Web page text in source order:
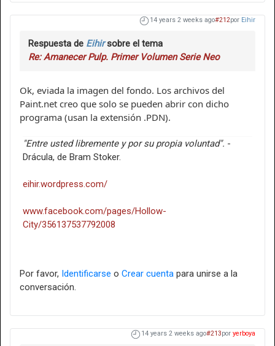
14 years 2 weeks ago#212por Eihir
Respuesta de Eihirsobre el tema
Re: Amanecer Pulp. Primer Volumen Serie Neo
Ok, eviada la imagen del fondo. Los archivos del
Paint.net creo que solo se pueden abrir con dicho
programa (usan la extensión .PDN).
"Entre usted libremente y por su propia voluntad". -
Drácula, de Bram Stoker.
eihir.wordpress.com/
www.facebook.com/pages/Hollow-
City/356137537792008
Por favor, Identificarse o Crear cuenta para unirse a la
conversación.
14 years 2 weeks ago#213por yerboya